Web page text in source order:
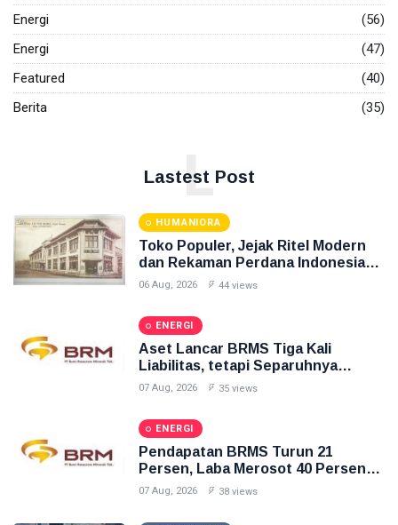
Energi
(56)
Energi
(47)
Featured
(40)
Berita
(35)
Lastest Post
L
HUMANIORA
Toko Populer, Jejak Ritel Modern
dan Rekaman Perdana Indonesia
Raya di Pasar Baru
06 Aug, 2026 44 views
ENERGI
Aset Lancar BRMS Tiga Kali
Liabilitas, tetapi Separuhnya
Berupa Uang Muka
07 Aug, 2026 35 views
ENERGI
Pendapatan BRMS Turun 21
Persen, Laba Merosot 40 Persen
dan Arus Kas Operasi Negatif
07 Aug, 2026 38 views